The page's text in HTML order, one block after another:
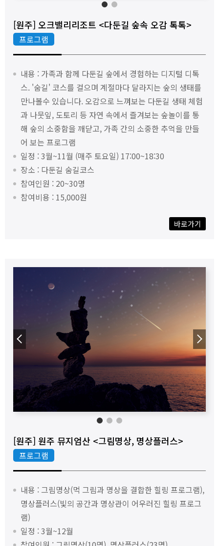
1 2
[원주] 오크밸리리조트 <다둔길 숲속 오감 톡톡>
프로그램
내용 : 가족과 함께 다둔길 숲에서 경험하는 디지털 디톡
스. '숨길' 코스를 걸으며 계절마다 달라지는 숲의 생태를
만나볼수 있습니다. 오감으로 느껴보는 다둔길 생태 체험
과 나뭇잎, 도토리 등 자연 속에서 즐겨보는 숲놀이를 통
해 숲의 소중함을 깨닫고, 가족 간의 소중한 추억을 만들
어 보는 프로그램
일정 : 3월~11월 (매주 토요일) 17:00~18:30
장소 : 다둔길 숨길코스
참여인원 : 20~30명
참여비용 : 15,000원
바로가기
▶
1 2 3
[원주] 원주 뮤지엄산 <그림명상, 명상플러스>
프로그램
내용 : 그림명상(먹 그림과 명상을 결합한 힐링 프로그램),
명상플러스(빛의 공간과 명상관이 어우러진 힐링 프로그
램)
일정 : 3월~12월